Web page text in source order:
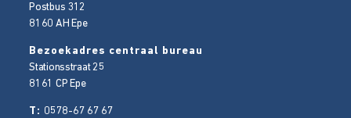
Postbus 312
8160 AH Epe
Bezoekadres centraal bureau
Stationsstraat 25
8161 CP Epe
T: 0578-67 67 67